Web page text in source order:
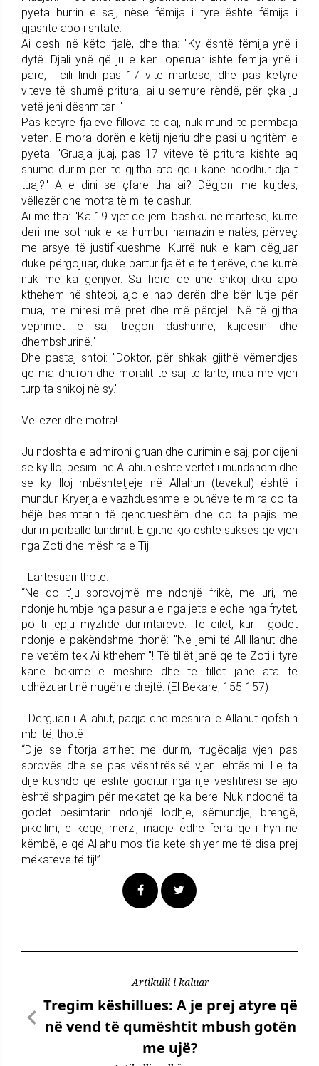
pyeta burrin e saj, nëse fëmija i tyre është fëmija i
gjashtë apo i shtatë.
Ai qeshi në këto fjalë, dhe tha: "Ky është fëmija ynë i
dytë. Djali ynë që ju e keni operuar ishte fëmija ynë i
parë, i cili lindi pas 17 vite martesë, dhe pas këtyre
viteve të shumë pritura, ai u sëmurë rëndë, për çka ju
vetë jeni dëshmitar. "
Pas këtyre fjalëve fillova të qaj, nuk mund të përmbaja
veten. E mora dorën e këtij njeriu dhe pasi u ngritëm e
pyeta: "Gruaja juaj, pas 17 viteve të pritura kishte aq
shumë durim për të gjitha ato që i kanë ndodhur djalit
tuaj?" A e dini se çfarë tha ai? Dëgjoni me kujdes,
vëllezër dhe motra të mi të dashur.
Ai më tha: "Ka 19 vjet që jemi bashku në martesë, kurrë
deri më sot nuk e ka humbur namazin e natës, përveç
me arsye të justifikueshme. Kurrë nuk e kam dëgjuar
duke përgojuar, duke bartur fjalët e të tjerëve, dhe kurrë
nuk më ka gënjyer. Sa herë që unë shkoj diku apo
kthehem në shtëpi, ajo e hap derën dhe bën lutje për
mua, me mirësi më pret dhe më përcjell. Në të gjitha
veprimet e saj tregon dashurinë, kujdesin dhe
dhembshurinë."
Dhe pastaj shtoi: "Doktor, për shkak gjithë vëmendjes
që ma dhuron dhe moralit të saj të lartë, mua më vjen
turp ta shikoj në sy."
Vëllezër dhe motra!
Ju ndoshta e admironi gruan dhe durimin e saj, por dijeni
se ky lloj besimi në Allahun është vërtet i mundshëm dhe
se ky lloj mbështetjeje në Allahun (tevekul) është i
mundur. Kryerja e vazhdueshme e punëve të mira do ta
bëjë besimtarin të qëndrueshëm dhe do ta pajis me
durim përballë tundimit. E gjithë kjo është sukses që vjen
nga Zoti dhe mëshira e Tij.
I Lartësuari thotë:
“Ne do t'ju sprovojmë me ndonjë frikë, me uri, me
ndonjë humbje nga pasuria e nga jeta e edhe nga frytet,
po ti jepju myzhde durimtarëve. Të cilët, kur i godet
ndonjë e pakëndshme thonë: "Ne jemi të All-llahut dhe
ne vetëm tek Ai kthehemi"! Të tillët janë që te Zoti i tyre
kanë bekime e mëshirë dhe të tillët janë ata të
udhëzuarit në rrugën e drejtë. (El Bekare; 155-157)
I Dërguari i Allahut, paqja dhe mëshira e Allahut qofshin
mbi të, thotë
“Dije se fitorja arrihet me durim, rrugëdalja vjen pas
sprovës dhe se pas vështirësisë vjen lehtësimi. Le ta
dijë kushdo që është goditur nga një vështirësi se ajo
është shpagim për mëkatet që ka bërë. Nuk ndodhë ta
godet besimtarin ndonjë lodhje, sëmundje, brengë,
pikëllim, e keqe, mërzi, madje edhe ferra që i hyn në
këmbë, e që Allahu mos t’ia ketë shlyer me të disa prej
mëkateve të tij!”
Artikulli i kaluar
Tregim këshillues: A je prej atyre që
në vend të qumështit mbush gotën
me ujë?